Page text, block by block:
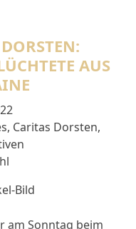
AUS
, Caritas Dorsten,
am Sonntag beim